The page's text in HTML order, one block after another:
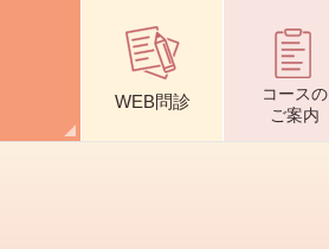
WEB問診 コースの
ご案内
交通アクセス